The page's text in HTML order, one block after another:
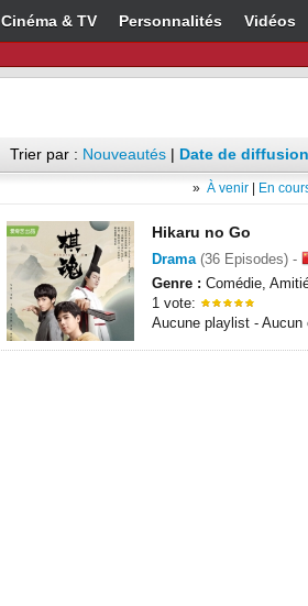
Cinéma & TV Personnalités Vidéos
Trier par : Nouveautés | Date de
» À venir En
Hikaru no Go
Drama(36 Episodes) -
Genre : Comédie,
1 vote:
Aucune playlist - Aucun